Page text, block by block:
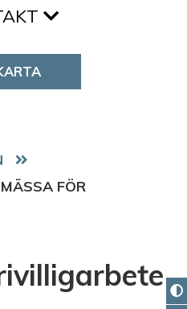
MÄSSA FÖR